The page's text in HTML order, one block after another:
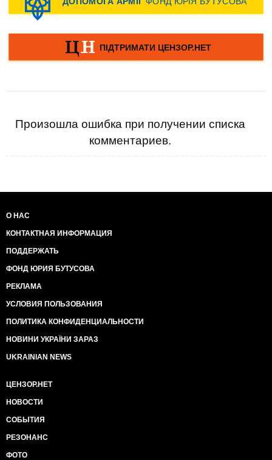
Произошла ошибка при получении списка
комментариев.
О НАС
КОНТАКТНАЯ ИНФОРМАЦИЯ
ПОДДЕРЖАТЬ
ФОНД ЮРИЯ БУТУСОВА
РЕКЛАМА
УСЛОВИЯ ПОЛЬЗОВАНИЯ
ПОЛИТИКА КОНФИДЕНЦИАЛЬНОСТИ
НОВИНИ УКРАЇНИ ЗАРАЗ
UKRAINIAN NEWS
ЦЕНЗОР.НЕТ
НОВОСТИ
СОБЫТИЯ
РЕЗОНАНС
ФОТО